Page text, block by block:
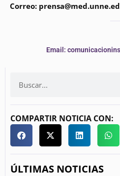
Correo:
Email:
COMPARTIR NOTICIA CON:
ÚLTIMAS NOTICIAS